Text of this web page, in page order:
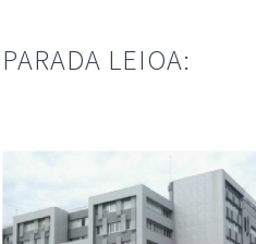
PARADA LEIOA: